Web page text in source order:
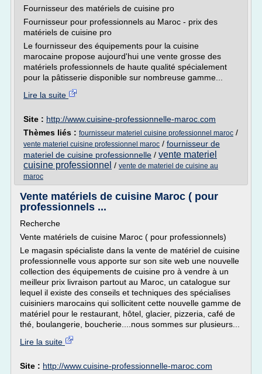
Fournisseur des matériels de cuisine pro
Fournisseur pour professionnels au Maroc - prix des
matériels de cuisine pro
Le fournisseur des équipements pour la cuisine
marocaine propose aujourd'hui une vente grosse des
matériels professionnels de haute qualité spécialement
pour la pâtisserie disponible sur nombreuse gamme...
Lire la suite
Site : http://www.cuisine-professionnelle-maroc.com
Thèmes liés : fournisseur materiel cuisine professionnel maroc /
vente materiel cuisine professionnel maroc / fournisseur de
materiel de cuisine professionnelle / vente materiel
cuisine professionnel / vente de materiel de cuisine au
maroc
Vente matériels de cuisine Maroc ( pour
professionnels ...
Recherche
Vente matériels de cuisine Maroc ( pour professionnels)
Le magasin spécialiste dans la vente de matériel de cuisine
professionnelle vous apporte sur son site web une nouvelle
collection des équipements de cuisine pro à vendre à un
meilleur prix livraison partout au Maroc, un catalogue sur
lequel il existe des conseils et techniques des spécialises
cuisiniers marocains qui sollicitent cette nouvelle gamme de
matériel pour le restaurant, hôtel, glacier, pizzeria, café de
thé, boulangerie, boucherie....nous sommes sur plusieurs...
Lire la suite
Site : http://www.cuisine-professionnelle-maroc.com